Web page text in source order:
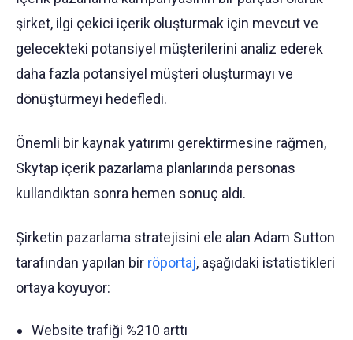
şirket, ilgi çekici içerik oluşturmak için mevcut ve
gelecekteki potansiyel müşterilerini analiz ederek
daha fazla potansiyel müşteri oluşturmayı ve
dönüştürmeyi hedefledi.
Önemli bir kaynak yatırımı gerektirmesine rağmen,
Skytap içerik pazarlama planlarında personas
kullandıktan sonra hemen sonuç aldı.
Şirketin pazarlama stratejisini ele alan Adam Sutton
tarafından yapılan bir röportaj, aşağıdaki istatistikleri
ortaya koyuyor:
Website trafiği %210 arttı